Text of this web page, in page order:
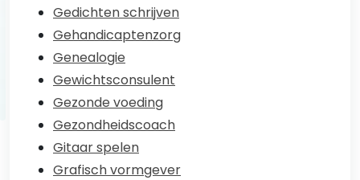
Gedichten schrijven
Gehandicaptenzorg
Genealogie
Gewichtsconsulent
Gezonde voeding
Gezondheidscoach
Gitaar spelen
Grafisch vormgever